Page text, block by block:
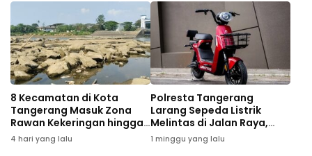
8 Kecamatan di Kota
Tangerang Masuk Zona
Rawan Kekeringan hingga
September 2026
4 hari yang lalu
Polresta Tangerang
Larang Sepeda Listrik
Melintas di Jalan Raya,
Pelanggar Bakal
Ditertibkan
1 minggu yang lalu